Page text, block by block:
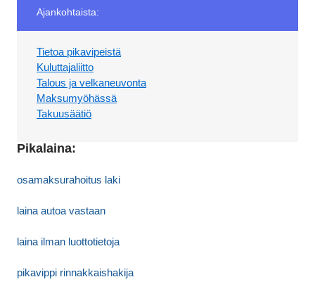
Ajankohtaista:
Tietoa pikavipeistä
Kuluttajaliitto
Talous ja velkaneuvonta
Maksumyöhässä
Takuusäätiö
Pikalaina:
osamaksurahoitus laki
laina autoa vastaan
laina ilman luottotietoja
pikavippi rinnakkaishakija